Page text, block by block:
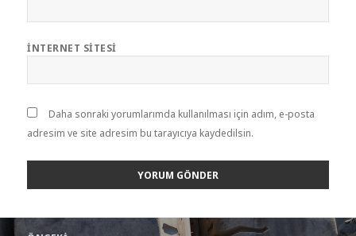
İNTERNET SITESI
Daha sonraki yorumlarımda kullanılması için adım, e-posta
adresim ve site adresim bu tarayıcıya kaydedilsin.